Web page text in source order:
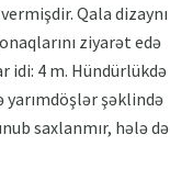
Qala dizaynı
ziyarət edə
idi: 4 m. Hündürlükdə
yarımdöşlər şəklində
saxlanmır, hələ də